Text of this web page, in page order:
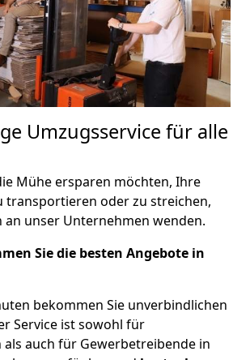
Umzugsservice für alle
Mühe ersparen möchten, Ihre
transportieren oder zu streichen,
an unser Unternehmen wenden.
Sie die besten Angebote in
bekommen Sie unverbindlichen
Service ist sowohl für
auch für Gewerbetreibende in